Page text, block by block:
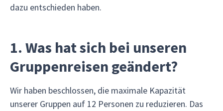
dazu entschieden haben.
1. Was hat sich bei unseren
Gruppenreisen geändert?
Wir haben beschlossen, die maximale Kapazität
unserer Gruppen auf 12 Personen zu reduzieren. Das